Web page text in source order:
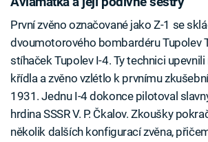
První zvěno označované jako Z-1 se
dvoumotorového bombardéru Tupolev
stíhaček Tupolev I-4. Ty technici
křídla a zvěno vzlétlo k prvnímu
1931. Jednu I-4 dokonce pilotoval
hrdina SSSR V. P. Čkalov. Zkoušky
několik dalších konfigurací zvěna,